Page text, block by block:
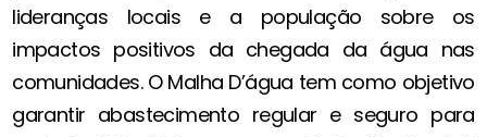
lideranças locais e a população sobre os
impactos positivos da chegada da água nas
comunidades. O Malha D’água tem como objetivo
garantir abastecimento regular e seguro para